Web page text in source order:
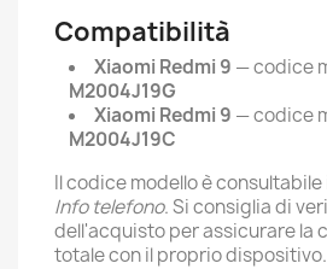
Compatibilità
Xiaomi Redmi 9 — codice
M2004J19G
Xiaomi Redmi 9 — codice
M2004J19C
Il codice modello è consultabile
Info telefono. Si consiglia di
dell'acquisto per assicurare la
totale con il proprio dispositivo.